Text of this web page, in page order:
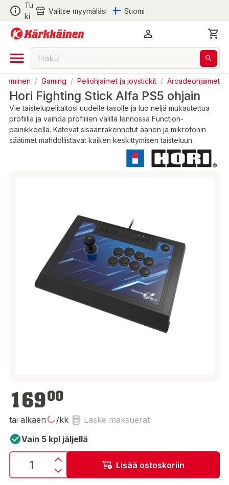
Tu
ki
Valitse myymäläsi Suomi
/ Gaming / Peliohjaimet ja joystickit / Arcadeohjaimet
Hori Fighting Stick Alfa PS5 ohjain
Vie taistelupelitaitosi uudelle tasolle ja luo neljä mukautettua
profiilia ja vaihda profiilien välillä lennossa Function-
painikkeella. Kätevät sisäänrakennetut äänen ja mikrofonin
säätimet mahdollistavat kaiken keskittymisen taisteluun.
169,00 €
16900
tai alkaen /kk
Laske maksuerät
Vain 5 kpl jäljellä
Lisää ostoskoriin